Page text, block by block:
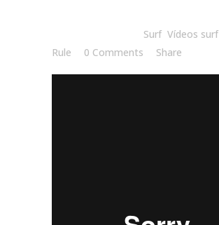
Surf Vídeos surf
Rule
0 Comments Share